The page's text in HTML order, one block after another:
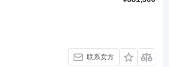
联系卖方